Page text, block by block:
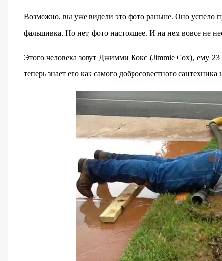
Возможно, вы уже видели это фото раньше. Оно успело
фальшивка. Но нет, фото настоящее. И на нем вовсе не
Этого человека зовут Джимми Кокс (Jimmie Cox), ему
теперь знает его как самого добросовестного сантехника